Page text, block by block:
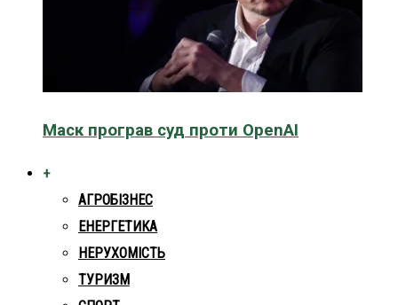
Маск програв суд проти OpenAI
+
АГРОБІЗНЕС
ЕНЕРГЕТИКА
НЕРУХОМІСТЬ
ТУРИЗМ